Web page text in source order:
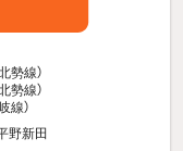
勢線）
勢線）
線）
野新田